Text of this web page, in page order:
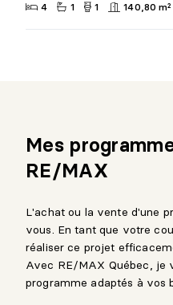
4 1 1 140,80 m²
Mes
RE/MAX
L'achat ou la vente d'une
vous. En tant que votre
réaliser ce projet
Avec RE/MAX Québec, je
programme adaptés à vos